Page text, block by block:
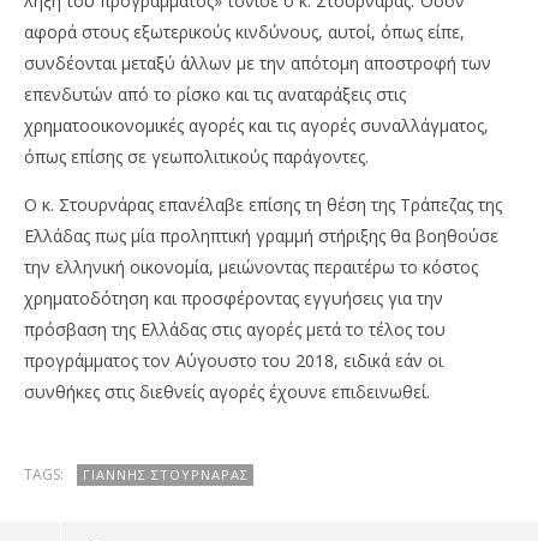
αφορά στους εξωτερικούς κινδύνους, αυτοί, όπως είπε,
συνδέονται μεταξύ άλλων με την απότομη αποστροφή των
επενδυτών από το ρίσκο και τις αναταράξεις στις
χρηματοοικονομικές αγορές και τις αγορές συναλλάγματος,
όπως επίσης σε γεωπολιτικούς παράγοντες.
Ο κ. Στουρνάρας επανέλαβε επίσης τη θέση της Τράπεζας της
Ελλάδας πως μία προληπτική γραμμή στήριξης θα βοηθούσε
την ελληνική οικονομία, μειώνοντας περαιτέρω το κόστος
χρηματοδότηση και προσφέροντας εγγυήσεις για την
πρόσβαση της Ελλάδας στις αγορές μετά το τέλος του
προγράμματος τον Αύγουστο του 2018, ειδικά εάν οι
συνθήκες στις διεθνείς αγορές έχουνε επιδεινωθεί.
TAGS: ΓΙΆΝΝΗΣ ΣΤΟΥΡΝΆΡΑΣ